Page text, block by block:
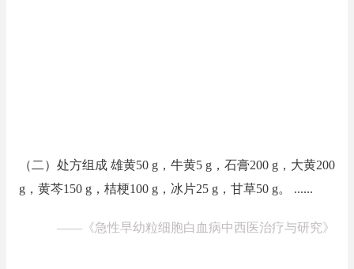
（二）处方组成 雄黄50 g，牛黄5 g，石膏200 g，大黄200
g，黄芩150 g，桔梗100 g，冰片25 g，甘草50 g。 ......
—— 《急性早幼粒细胞白血病中西医治疗与研究》